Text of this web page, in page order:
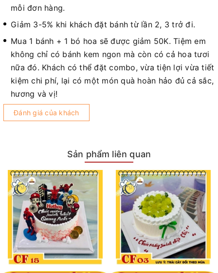
mỗi đơn hàng.
Giảm 3-5% khi khách đặt bánh từ lần 2, 3 trở đi.
Mua 1 bánh + 1 bó hoa sẽ được giảm 50K. Tiệm em
không chỉ có bánh kem ngon mà còn có cả hoa tươi
nữa đó. Khách có thể đặt combo, vừa tiện lợi vừa tiết
kiệm chi phí, lại có một món quà hoàn hảo đủ cả sắc,
hương và vị!
Đánh giá của khách
Sản phẩm liên quan